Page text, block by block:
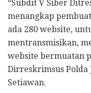
“Subdit V Siber
menangkap
ada 280 website,
mentransmisikan,
website bermuatan
Dirreskrimsus Polda
Setiawan.